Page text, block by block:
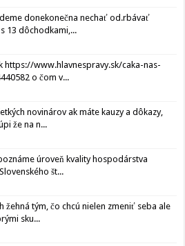
donekonečna nechať od.rbávať
13 dôchodkami,...
https://www.hlavnespravy.sk/caka-nas-
o čom v...
novinárov ak máte kauzy a dôkazy,
že na n...
úroveň kvality hospodárstva
št...
žehná tým, čo chcú nielen zmeniť seba ale
sku...